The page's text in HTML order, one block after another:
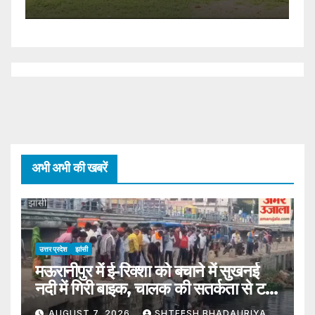
अभी अभी की खबरें
उत्तर प्रदेश झांसी
मऊरानीपुर में ई-रिक्शा को बचाने में सुखनई
नदी में गिरी बाइक, चालक की सतर्कता से टला
बड़ा हादसा